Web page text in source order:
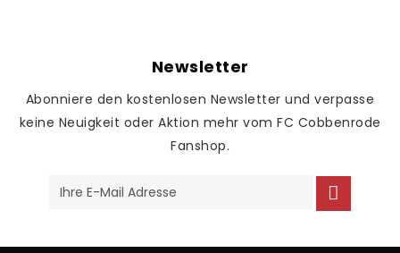
Newsletter
Abonniere den kostenlosen Newsletter und verpasse
keine Neuigkeit oder Aktion mehr vom FC Cobbenrode
Fanshop.